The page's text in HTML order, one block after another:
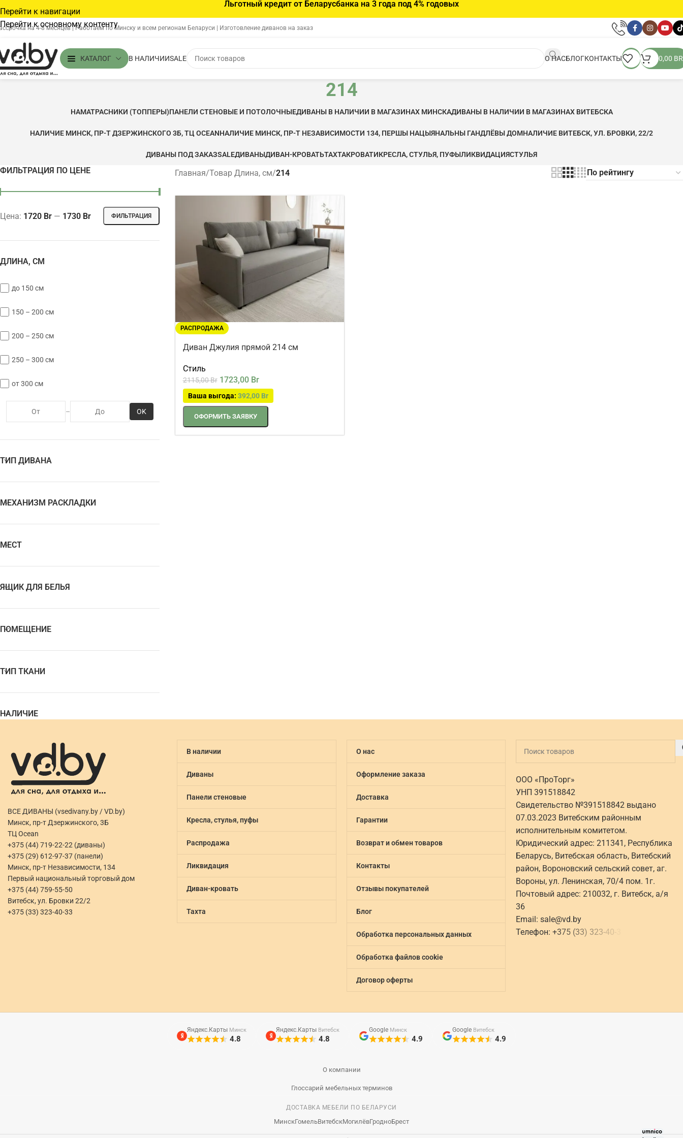
Перейти к навигации
Перейти к основному контенту
Льготный кредит от Беларусбанка на 3 года под 4% годовых
на 4-8 месяцев | Работаем по Минску и всем регионам Беларуси | Изготовление диванов на заказ
КАТАЛОГ В НАЛИЧИИSALE О НАСБЛОГКОНТАКТЫ 0,00 BR
214
НАМАТРАСНИКИ (ТОППЕРЫ)ПАНЕЛИ СТЕНОВЫЕ И ПОТОЛОЧНЫЕДИВАНЫ В НАЛИЧИИ В МАГАЗИНАХ МИНСКАДИВАНЫ В НАЛИЧИИ В МАГАЗИНАХ ВИТЕБСКА
НАЛИЧИЕ МИНСК, ПР-Т ДЗЕРЖИНСКОГО 3Б, ТЦ OCEANНАЛИЧИЕ МИНСК, ПР-Т НЕЗАВИСИМОСТИ 134, ПЕРШЫ НАЦЫЯНАЛЬНЫ ГАНДЛЁВЫ ДОМНАЛИЧИЕ ВИТЕБСК, УЛ. БРОВКИ, 22/2
ДИВАНЫ ПОД ЗАКАЗSALEДИВАНЫДИВАН-КРОВАТЬТАХТАКРОВАТИКРЕСЛА, СТУЛЬЯ, ПУФЫЛИКВИДАЦИЯCТУЛЬЯ
ФИЛЬТРАЦИЯ ПО ЦЕНЕ
ФИЛЬТРАЦИЯ
Цена: 1720 Br — 1730 Br
ДЛИНА, СМ
до 150 см
150 – 200 см
200 – 250 см
250 – 300 см
от 300 см
– OK
ТИП ДИВАНА
МЕХАНИЗМ РАСКЛАДКИ
МЕСТ
ЯЩИК ДЛЯ БЕЛЬЯ
ПОМЕЩЕНИЕ
ТИП ТКАНИ
НАЛИЧИЕ
Главная/Товар Длина, см/214
РАСПРОДАЖА
Диван Джулия прямой 214 см
Стиль
2115,00Br 1723,00 Br
Ваша выгода: 392,00 Br
ОФОРМИТЬ ЗАЯВКУ
ВСЕ ДИВАНЫ (vsedivany.by / VD.by)
Минск, пр-т Дзержинского, 3Б
ТЦ Ocean
+375 (44) 719-22-22 (диваны)
+375 (29) 612-97-37 (панели)
Минск, пр-т Независимости, 134
Первый национальный торговый дом
+375 (44) 759-55-50
Витебск, ул. Бровки 22/2
+375 (33) 323-40-33
В наличии
Диваны
Панели стеновые
Кресла, стулья, пуфы
Распродажа
Ликвидация
Диван-кровать
Тахта
О нас
Оформление заказа
Доставка
Гарантии
Возврат и обмен товаров
Контакты
Отзывы покупателей
Блог
Обработка персональных данных
Обработка файлов cookie
Договор оферты
ООО «ПроТорг»
УНП 391518842
Свидетельство №391518842 выдано
07.03.2023 Витебским районным
исполнительным комитетом.
Юридический адрес: 211341, Республика
Беларусь, Витебская область, Витебский
район, Вороновский сельский совет, аг.
Вороны, ул. Ленинская, 70/4 пом. 1г.
Почтовый адрес: 210032, г. Витебск, а/я
36
Email:sale@vd.by
Телефон:+375 (33) 323-40-
Яндекс.Карты Минск
4.8
Яндекс.Карты Витебск
4.8
Google Минск
4.9
Google Витебск
4.9
О компании
Глоссарий мебельных терминов
ДОСТАВКА МЕБЕЛИ ПО БЕЛАРУСИ
МинскГомельВитебскМогилёвГродноБрест